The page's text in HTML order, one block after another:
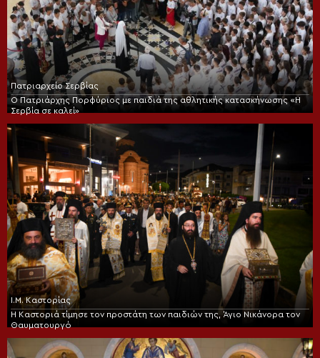
Πατριαρχείο Σερβίας
Ο Πατριάρχης Πορφύριος με παιδιά της αθλητικής κατασκήνωσης «Η
Σερβία σε καλεί»
Ι.Μ. Καστορίας
Η Καστοριά τίμησε τον προστάτη των παιδιών της, Άγιο Νικάνορα τον
Θαυματουργό